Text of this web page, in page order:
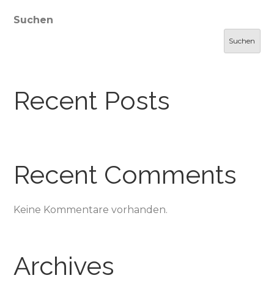
Suchen
Suchen
Recent Posts
Recent Comments
Keine Kommentare vorhanden.
Archives